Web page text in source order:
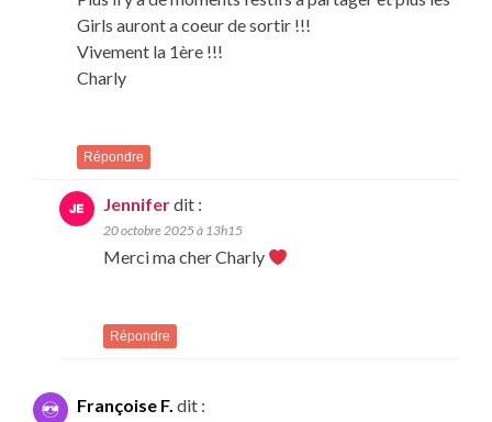
Girls auront a coeur de sortir !!!
Vivement la 1ère !!!
Charly
Répondre
Jenniferdit :
20 octobre 2025 à 13h15
Merci ma cher Charly
Répondre
Françoise F. dit :